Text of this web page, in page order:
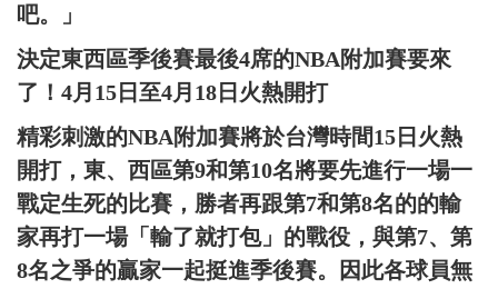
吧。」
決定東西區季後賽最後4席的NBA附加賽要來
了！4月15日至4月18日火熱開打
精彩刺激的NBA附加賽將於台灣時間15日火熱
開打，東、西區第9和第10名將要先進行一場一
戰定生死的比賽，勝者再跟第7和第8名的的輸
家再打一場「輸了就打包」的戰役，與第7、第
8名之爭的贏家一起挺進季後賽。因此各球員無